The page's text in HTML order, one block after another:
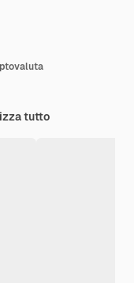
tutto